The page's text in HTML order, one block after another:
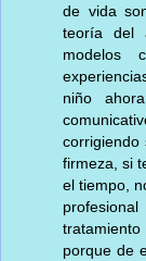
de vida
teoría del
modelos
niño
corrigiendo
firmeza, si
el tiempo,
porque de